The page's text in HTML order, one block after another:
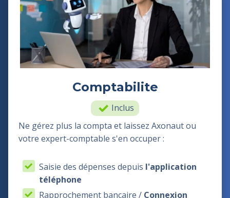
Comptabilite
Inclus
Ne gérez plus la compta et laissez Axonaut ou
votre expert-comptable s'en occuper :
Saisie des dépenses depuis l'application
téléphone
Rapprochement bancaire / Connexion